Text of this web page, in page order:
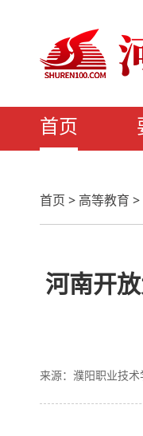
首页
首页 > 高等教育 >
河南开
来源：濮阳职业技术